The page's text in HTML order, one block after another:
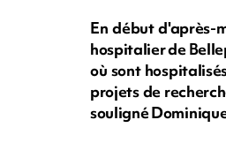
En début d'après-
hospitalier de
où sont
projets de
souligné